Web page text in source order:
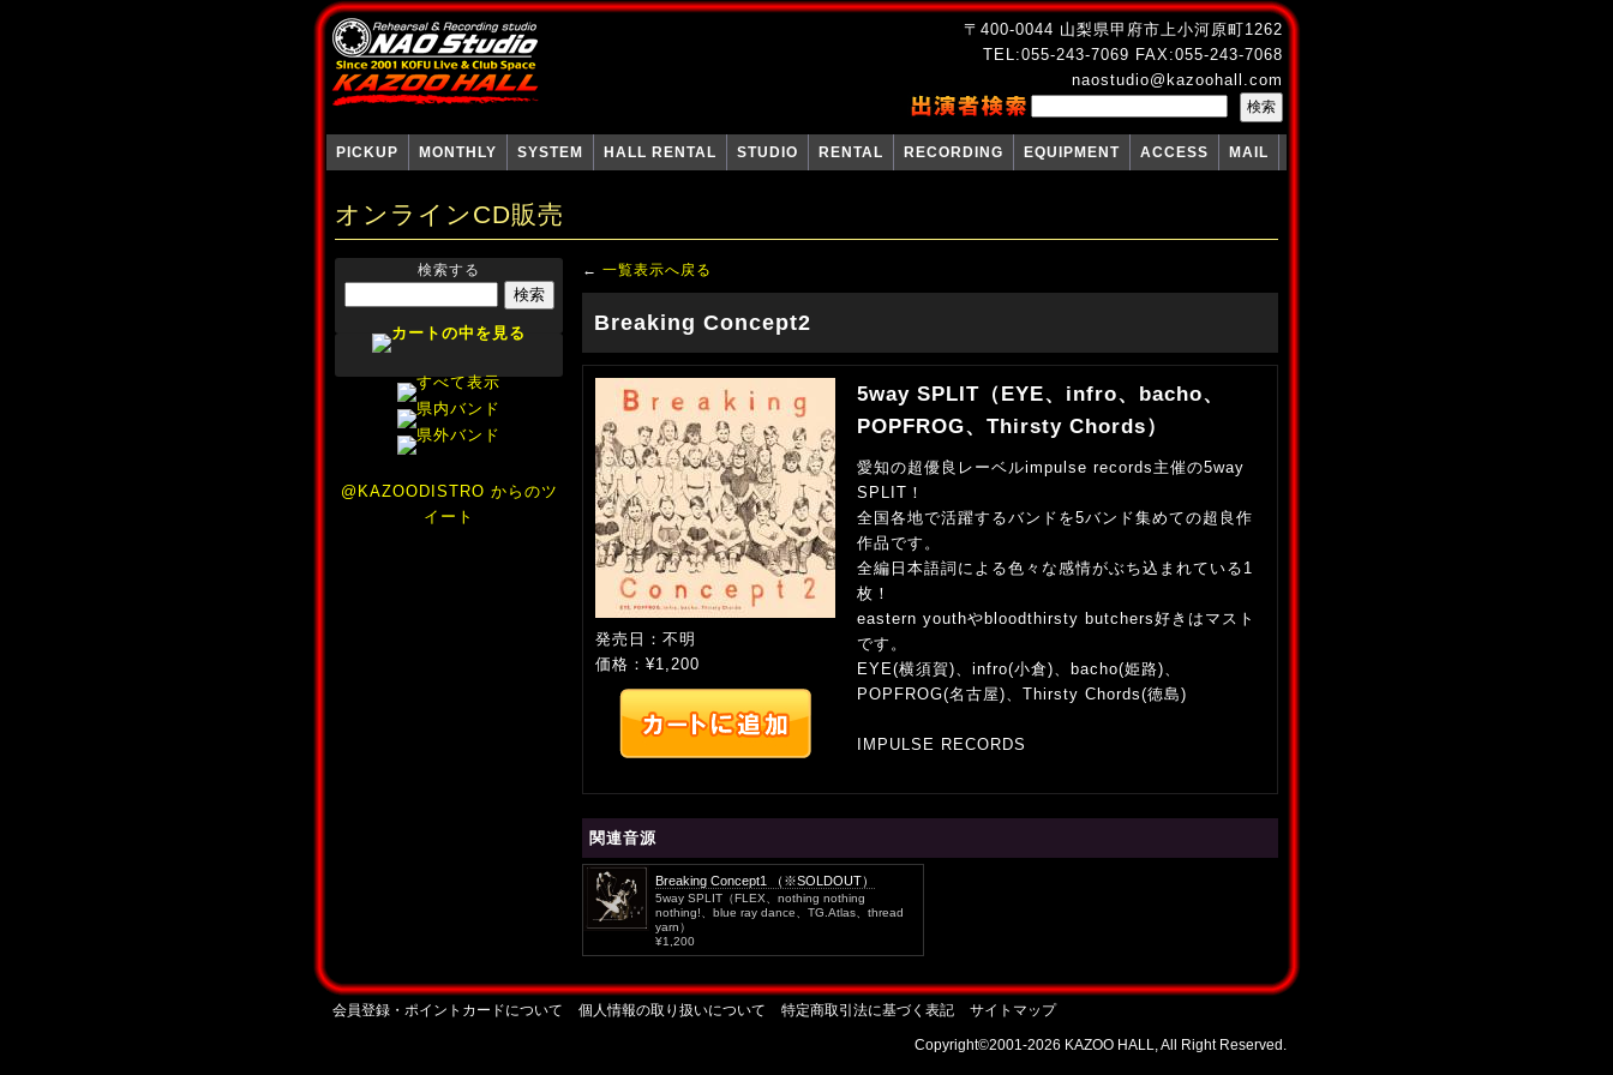
〒400-0044 山梨県甲府市上小河原町1262
TEL:055-243-7069 FAX:055-243-7068
naostudio@kazoohall.com
PICKUP MONTHLY SYSTEM HALL RENTAL STUDIO RENTAL RECORDING EQUIPMENT ACCESS MAIL
オンラインCD販売
検索する
@KAZOODISTRO からのツ
イート
← 一覧表示へ戻る
Breaking Concept2
発売日：不明
価格：¥1,200
5way SPLIT（EYE、infro、bacho、
POPFROG、Thirsty Chords）
愛知の超優良レーベルimpulse records主催の5way
SPLIT！
全国各地で活躍するバンドを5バンド集めての超良作
作品です。
全編日本語詞による色々な感情がぶち込まれている1
枚！
eastern youthやbloodthirsty butchers好きはマスト
です。
EYE(横須賀)、infro(小倉)、bacho(姫路)、
POPFROG(名古屋)、Thirsty Chords(徳島)
IMPULSE RECORDS
関連音源
Breaking Concept1 （※SOLDOUT）
5way SPLIT（FLEX、nothing nothing
nothing!、blue ray dance、TG.Atlas、thread
yarn）
¥1,200
会員登録・ポイントカードについて 個人情報の取り扱いについて 特定商取引法に基づく表記 サイトマップ
Copyright©2001-2026 KAZOO HALL, All Right Reserved.